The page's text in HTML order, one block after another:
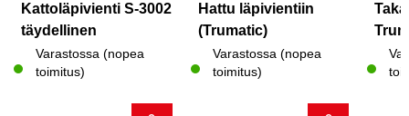
Kattoläpivienti S-3002
täydellinen
Varastossa (nopea
toimitus)
Hattu läpivientiin
(Trumatic)
Varastossa (nopea
toimitus)